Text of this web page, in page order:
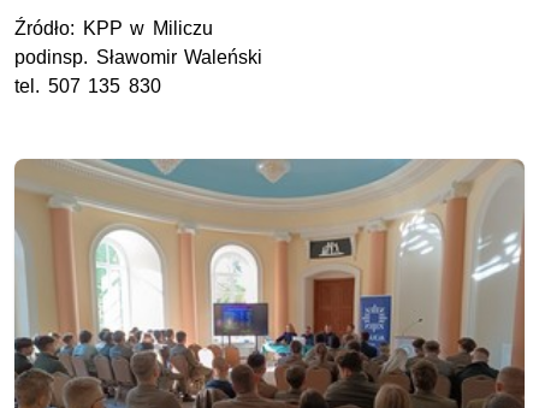
Źródło: KPP w Miliczu
podinsp. Sławomir Waleński
tel. 507 135 830